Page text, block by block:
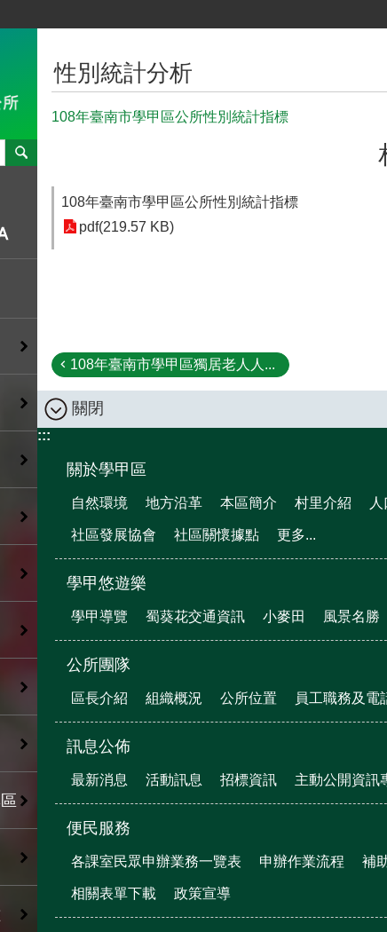
性別統計分析
108年臺南市學甲區公所性別統計指標
108年臺南市學甲區公所性別統計指標
pdf(219.57 KB)
108年臺南市學甲區獨居老人人...
關閉
:::
關於學甲區
自然環境 地方沿革 本區簡介 村里介紹
社區發展協會 社區關懷據點 更多...
學甲悠遊樂
學甲導覽 蜀葵花交通資訊 小麥田 風景名勝
公所團隊
區長介紹 組織概況 公所位置 員工職務及電
訊息公佈
最新消息 活動訊息 招標資訊 主動公開資訊
便民服務
各課室民眾申辦業務一覽表 申辦作業流程 補
相關表單下載 政策宣導